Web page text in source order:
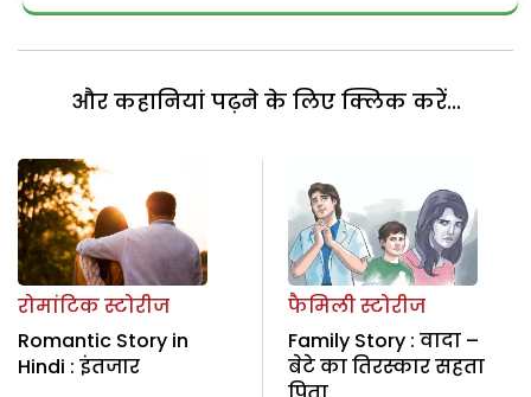
और कहानियां पढ़ने के लिए क्लिक करें...
रोमांटिक स्टोरीज
Romantic Story in
Hindi : इंतजार
फैमिली स्टोरीज
Family Story : वादा –
बेटे का तिरस्कार सहता